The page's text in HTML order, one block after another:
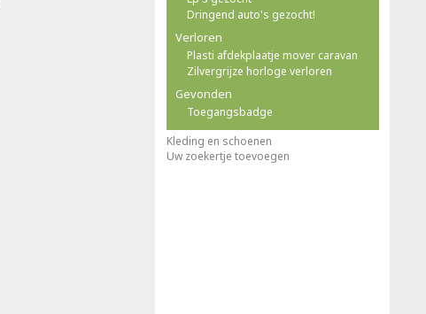
Dringend auto's gezocht!
Verloren
Plasti afdekplaatje mover caravan
Zilvergrijze horloge verloren
Gevonden
Toegangsbadge
Kleding en schoenen
Uw zoekertje toevoegen